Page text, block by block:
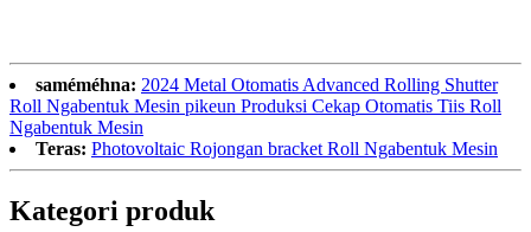
saméméhna: 2024 Metal Otomatis Advanced Rolling Shutter
Roll Ngabentuk Mesin pikeun Produksi Cekap Otomatis Tiis Roll
Ngabentuk Mesin
Teras: Photovoltaic Rojongan bracket Roll Ngabentuk Mesin
Kategori produk